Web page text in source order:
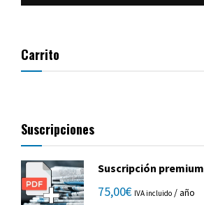
Carrito
Suscripciones
Suscripción
75,00€ IVA incluido / año